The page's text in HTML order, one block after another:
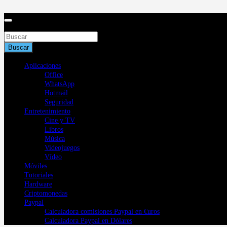
al
Buscar
Aplicaciones
Office
WhatsApp
Hotmail
Seguridad
Entretenimiento
Cine y TV
Libros
Música
Videojuegos
Vídeo
Móviles
Tutoriales
Hardware
Criptomonedas
Paypal
Calculadora comisiones Paypal en €uros
Calculadora Paypal en Dólares